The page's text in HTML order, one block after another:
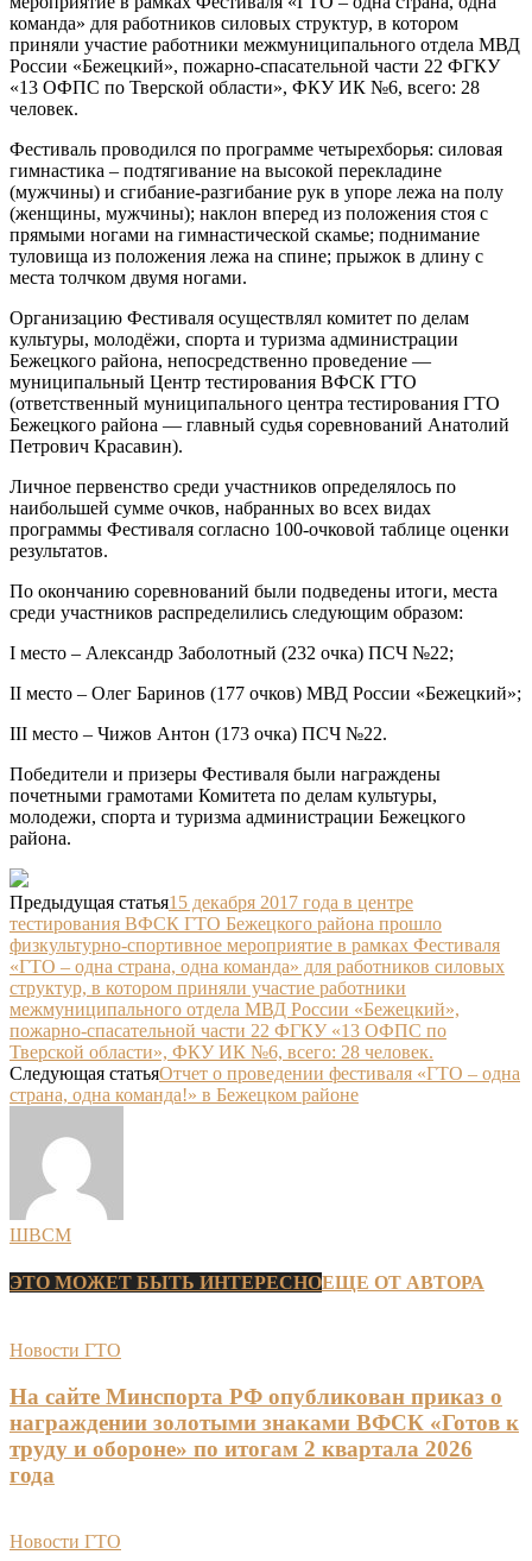
команда» для работников силовых структур, в котором
приняли участие работники межмуниципального отдела МВД
России «Бежецкий», пожарно-спасательной части 22 ФГКУ
«13 ОФПС по Тверской области», ФКУ ИК №6, всего: 28
человек.
Фестиваль проводился по программе четырехборья: силовая
гимнастика – подтягивание на высокой перекладине
(мужчины) и сгибание-разгибание рук в упоре лежа на полу
(женщины, мужчины); наклон вперед из положения стоя с
прямыми ногами на гимнастической скамье; поднимание
туловища из положения лежа на спине; прыжок в длину с
места толчком двумя ногами.
Организацию Фестиваля осуществлял комитет по делам
культуры, молодёжи, спорта и туризма администрации
Бежецкого района, непосредственно проведение —
муниципальный Центр тестирования ВФСК ГТО
(ответственный муниципального центра тестирования ГТО
Бежецкого района — главный судья соревнований Анатолий
Петрович Красавин).
Личное первенство среди участников определялось по
наибольшей сумме очков, набранных во всех видах
программы Фестиваля согласно 100-очковой таблице оценки
результатов.
По окончанию соревнований были подведены итоги, места
среди участников распределились следующим образом:
I место – Александр Заболотный (232 очка) ПСЧ №22;
II место – Олег Баринов (177 очков) МВД России «Бежецкий»;
III место – Чижов Антон (173 очка) ПСЧ №22.
Победители и призеры Фестиваля были награждены
почетными грамотами Комитета по делам культуры,
молодежи, спорта и туризма администрации Бежецкого
района.
Предыдущая статья15 декабря 2017 года в центре
тестирования ВФСК ГТО Бежецкого района прошло
физкультурно-спортивное мероприятие в рамках Фестиваля
«ГТО – одна страна, одна команда» для работников силовых
структур, в котором приняли участие работники
межмуниципального отдела МВД России «Бежецкий»,
пожарно-спасательной части 22 ФГКУ «13 ОФПС по
Тверской области», ФКУ ИК №6, всего: 28 человек.
Следующая статьяОтчет о проведении фестиваля «ГТО – одна
страна, одна команда!» в Бежецком районе
ШВСМ
ЭТО МОЖЕТ БЫТЬ ИНТЕРЕСНОЕЩЕ ОТ АВТОРА
Новости ГТО
На сайте Минспорта РФ опубликован приказ о
награждении золотыми знаками ВФСК «Готов к
труду и обороне» по итогам 2 квартала 2026
года
Новости ГТО